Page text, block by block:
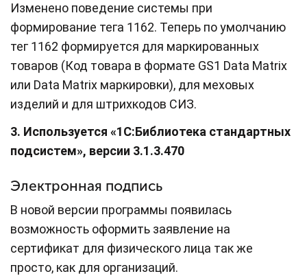
Изменено поведение системы при
формирование тега 1162. Теперь по умолчанию
тег 1162 формируется для маркированных
товаров (Код товара в формате GS1 Data Matrix
или Data Matrix маркировки), для меховых
изделий и для штрихкодов СИЗ.
3. Используется «1С:Библиотека стандартных
подсистем», версии 3.1.3.470
Электронная подпись
В новой версии программы появилась
возможность оформить заявление на
сертификат для физического лица так же
просто, как для организаций.